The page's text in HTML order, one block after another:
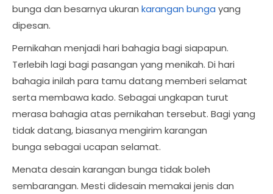
bunga dan besarnya ukuran karangan bunga yang
dipesan.
Pernikahan menjadi hari bahagia bagi siapapun.
Terlebih lagi bagi pasangan yang menikah. Di hari
bahagia inilah para tamu datang memberi selamat
serta membawa kado. Sebagai ungkapan turut
merasa bahagia atas pernikahan tersebut. Bagi yang
tidak datang, biasanya mengirim karangan
bunga sebagai ucapan selamat.
Menata desain karangan bunga tidak boleh
sembarangan. Mesti didesain memakai jenis dan